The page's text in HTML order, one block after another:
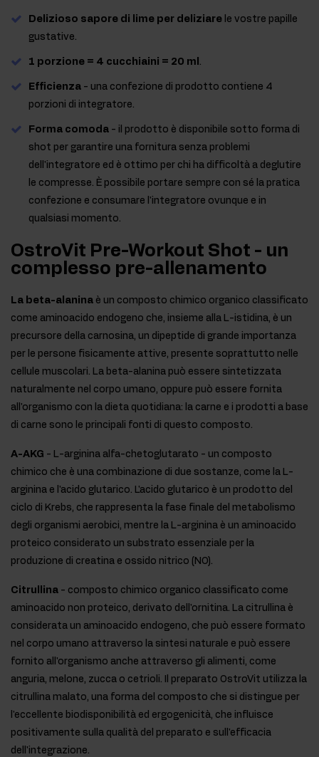
Delizioso sapore di lime per deliziare le vostre papille
gustative.
1 porzione = 4 cucchiaini = 20 ml .
Efficienza - una confezione di prodotto contiene 4
porzioni di integratore.
Forma comoda - il prodotto è disponibile sotto forma di
shot per garantire una fornitura senza problemi
dell'integratore ed è ottimo per chi ha difficoltà a deglutire
le compresse. È possibile portare sempre con sé la pratica
confezione e consumare l'integratore ovunque e in
qualsiasi momento.
OstroVit Pre-Workout Shot - un
complesso pre-allenamento
La beta-alanina è un composto chimico organico classificato
come aminoacido endogeno che, insieme alla L-istidina, è un
precursore della carnosina, un dipeptide di grande importanza
per le persone fisicamente attive, presente soprattutto nelle
cellule muscolari. La beta-alanina può essere sintetizzata
naturalmente nel corpo umano, oppure può essere fornita
all'organismo con la dieta quotidiana: la carne e i prodotti a base
di carne sono le principali fonti di questo composto.
A-AKG - L-arginina alfa-chetoglutarato - un composto
chimico che è una combinazione di due sostanze, come la L-
arginina e l'acido glutarico. L'acido glutarico è un prodotto del
ciclo di Krebs, che rappresenta la fase finale del metabolismo
degli organismi aerobici, mentre la L-arginina è un aminoacido
proteico considerato un substrato essenziale per la
produzione di creatina e ossido nitrico (NO).
Citrullina - composto chimico organico classificato come
aminoacido non proteico, derivato dell'ornitina. La citrullina è
considerata un aminoacido endogeno, che può essere formato
nel corpo umano attraverso la sintesi naturale e può essere
fornito all'organismo anche attraverso gli alimenti, come
anguria, melone, zucca o cetrioli. Il preparato OstroVit utilizza la
citrullina malato, una forma del composto che si distingue per
l'eccellente biodisponibilità ed ergogenicità, che influisce
positivamente sulla qualità del preparato e sull'efficacia
dell'integrazione.